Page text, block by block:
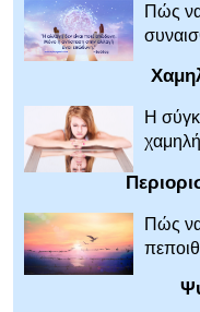
Πώς
Η
Πώς να